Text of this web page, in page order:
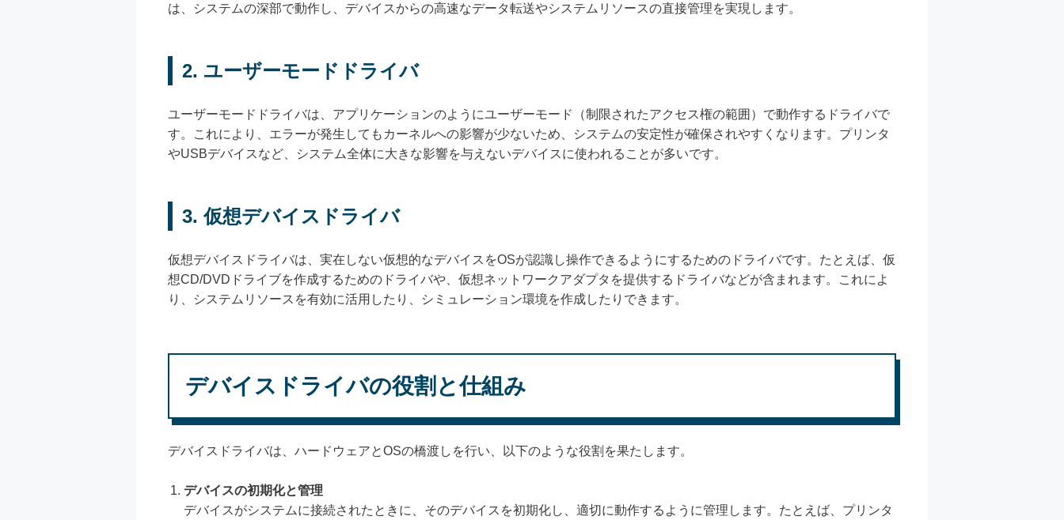
は、システムの深部で動作し、デバイスからの高速なデータ転送やシステムリソースの直接管理を実現します。
2. ユーザーモードドライバ
ユーザーモードドライバは、アプリケーションのようにユーザーモード（制限されたアクセス権の範囲）で動作するドライバで
す。これにより、エラーが発生してもカーネルへの影響が少ないため、システムの安定性が確保されやすくなります。プリンタ
やUSBデバイスなど、システム全体に大きな影響を与えないデバイスに使われることが多いです。
3. 仮想デバイスドライバ
仮想デバイスドライバは、実在しない仮想的なデバイスをOSが認識し操作できるようにするためのドライバです。たとえば、仮
想CD/DVDドライブを作成するためのドライバや、仮想ネットワークアダプタを提供するドライバなどが含まれます。これによ
り、システムリソースを有効に活用したり、シミュレーション環境を作成したりできます。
デバイスドライバの役割と仕組み
デバイスドライバは、ハードウェアとOSの橋渡しを行い、以下のような役割を果たします。
デバイスの初期化と管理
デバイスがシステムに接続されたときに、そのデバイスを初期化し、適切に動作するように管理します。たとえば、プリンタ